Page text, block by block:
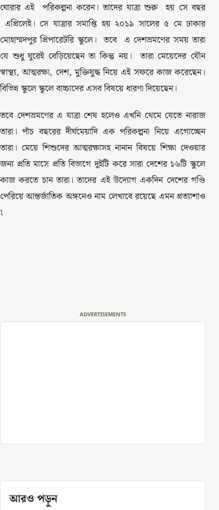
ঘোরার এই পরিকল্পনা করেন। তাদের যাত্রা শুরু হয় সে বছর
এপ্রিলেই। সে যাত্রার সমাপ্তি হয় ২০১৯ সালের ৫ মে ঢাকার
মোহাম্মদপুর প্রিপারেটরি স্কুলে। তবে এ দেশভ্রমণের সময় তারা
যে শুধু ঘুরেই বেড়িয়েছেন তা কিন্তু নয়। তারা মেয়েদের যৌন
স্বাস্থ্য, আত্মরক্ষা, দেশ, মুক্তিযুদ্ধ নিয়ে এই সফরে কাজ করেছেন।
বিভিন্ন স্কুলে স্কুলে বাচ্চাদের এসব বিষয়ে ধারণা দিয়েছেন।
তবে দেশভ্রমণের এ যাত্রা শেষ হলেও এখনি থেমে যেতে নারাজ
তারা। পাঁচ বছরের দীর্ঘমেয়াদি এক পরিকল্পনা নিয়ে এগোচ্ছেন
তারা। মেয়ে শিশুদের আত্মরক্ষাসহ নানান বিষয়ে শিক্ষা দেওয়ার
জন্য প্রতি মাসে প্রতি বিভাগে দুইটি করে সারা দেশের ১৬টি স্কুলে
কাজ করতে চান তারা। তাদের এই উদ্যোগ একদিন দেশের গণ্ডি
পেরিয়ে আন্তর্জাতিক অঙ্গনেও নাম লেখাবে রয়েছে এমন প্রত্যাশাও
৷
ADVERTISEMENTS
আরও পড়ুন